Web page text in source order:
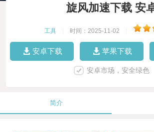
旋风加速下载 安
工具 时间：2025-11-02
安卓下载 苹果下载
安卓市场，安全绿色
简介